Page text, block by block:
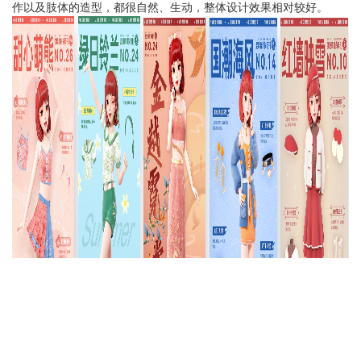
作以及肢体的造型，都很自然、生动，整体设计效果相对较好。